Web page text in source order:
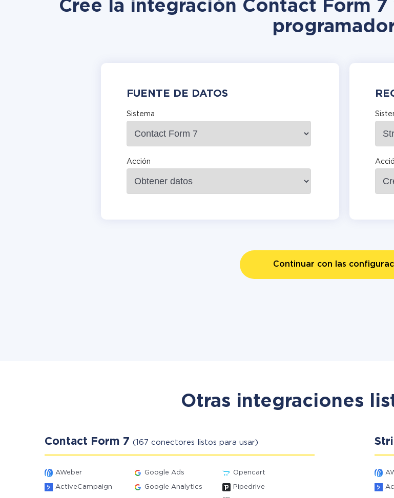
Cree la integración Contact Form
FUENTE DE DATOS
Sistema
Acción
Continuar con las
Otras integraciones
Contact Form 7 (167 conectores listos para usar)
AWeber Google Ads Opencart
ActiveCampaign Google Analytics Pipedrive